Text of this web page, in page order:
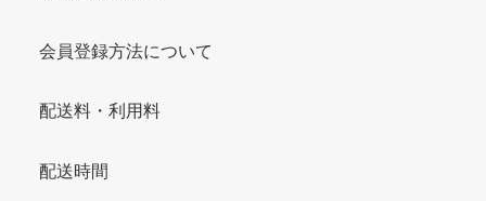
会員登録方法について
配送料・利用料
配送時間